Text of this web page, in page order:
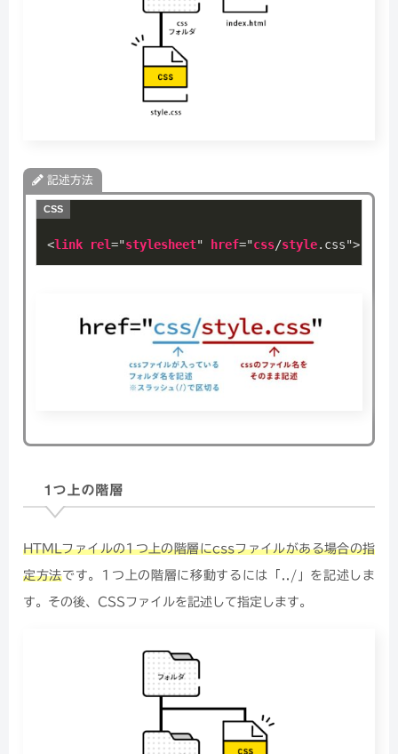
記述方法
<link rel="stylesheet" href="css/style.css">
1つ上の階層
HTMLファイルの1つ上の階層にcssファイルがある場合の指
定方法です。1つ上の階層に移動するには「../」を記述しま
す。その後、CSSファイルを記述して指定します。